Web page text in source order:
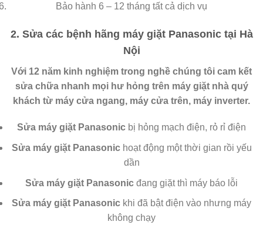
Bảo hành 6 – 12 tháng tất cả dịch vụ
2. Sửa các bệnh hãng máy giặt Panasonic tại Hà
Nội
Với 12 năm kinh nghiệm trong nghề chúng tôi cam kết
sửa chữa nhanh mọi hư hỏng trên máy giặt nhà quý
khách từ máy cửa ngang, máy cửa trên, máy inverter.
Sửa máy giặt Panasonic bị hỏng mạch điện, rỏ rỉ điện
Sửa máy giặt Panasonichoạt động một thời gian rồi yếu
dần
Sửa máy giặt Panasonic đang giặt thì máy báo lỗi
Sửa máy giặt Panasonic khi đã bật điện vào nhưng máy
không chạy